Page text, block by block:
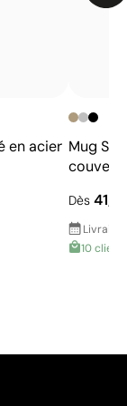
en acier Mug
Dès
10